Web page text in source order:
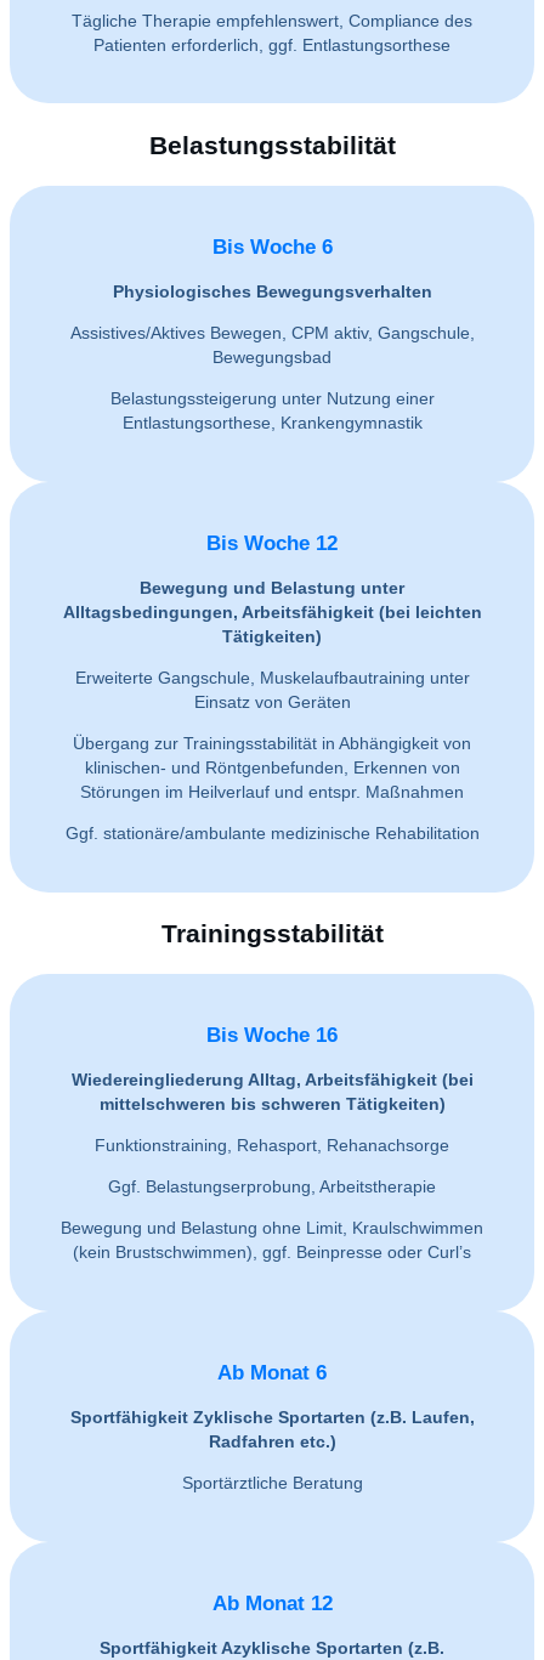
Tägliche Therapie empfehlenswert, Compliance des
Patienten erforderlich, ggf. Entlastungsorthese
Belastungsstabilität
Bis Woche 6
Physiologisches Bewegungsverhalten
Assistives/Aktives Bewegen, CPM aktiv, Gangschule,
Bewegungsbad
Belastungssteigerung unter Nutzung einer
Entlastungsorthese, Krankengymnastik
Bis Woche 12
Bewegung und Belastung unter
Alltagsbedingungen, Arbeitsfähigkeit (bei leichten
Tätigkeiten)
Erweiterte Gangschule, Muskelaufbautraining unter
Einsatz von Geräten
Übergang zur Trainingsstabilität in Abhängigkeit von
klinischen- und Röntgenbefunden, Erkennen von
Störungen im Heilverlauf und entspr. Maßnahmen
Ggf. stationäre/ambulante medizinische Rehabilitation
Trainingsstabilität
Bis Woche 16
Wiedereingliederung Alltag, Arbeitsfähigkeit (bei
mittelschweren bis schweren Tätigkeiten)
Funktionstraining, Rehasport, Rehanachsorge
Ggf. Belastungserprobung, Arbeitstherapie
Bewegung und Belastung ohne Limit, Kraulschwimmen
(kein Brustschwimmen), ggf. Beinpresse oder Curl’s
Ab Monat 6
Sportfähigkeit Zyklische Sportarten (z.B. Laufen,
Radfahren etc.)
Sportärztliche Beratung
Ab Monat 12
Sportfähigkeit Azyklische Sportarten (z.B.